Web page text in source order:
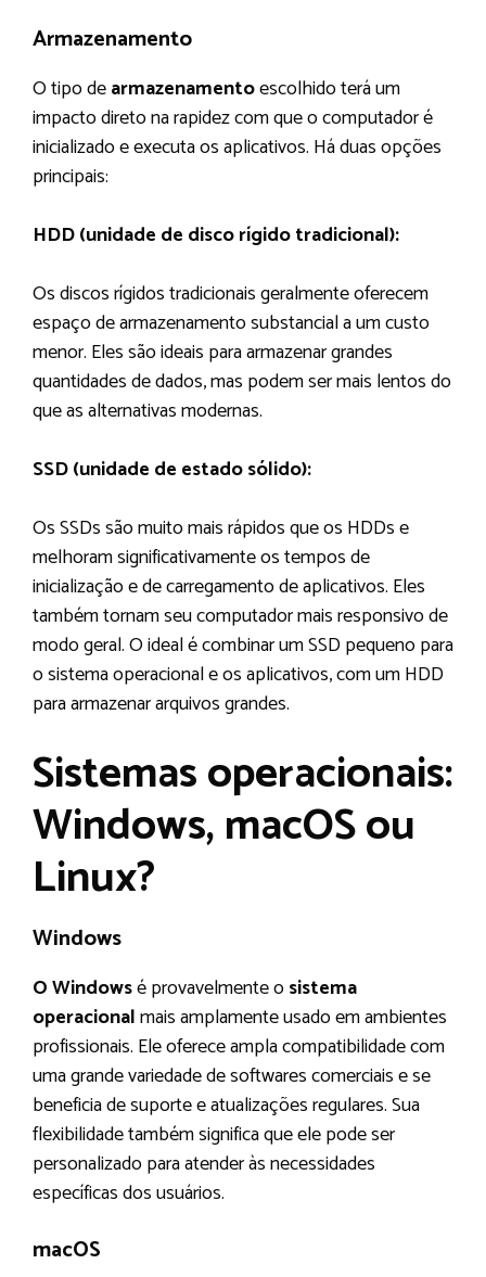
Armazenamento
O tipo dearmazenamentoescolhido terá um
impacto direto na rapidez com que o computador é
inicializado e executa os aplicativos. Há duas opções
principais:
HDD (unidade de disco rígido tradicional):
Os discos rígidos tradicionais geralmente oferecem
espaço de armazenamento substancial a um custo
menor. Eles são ideais para armazenar grandes
quantidades de dados, mas podem ser mais lentos do
que as alternativas modernas.
SSD (unidade de estado sólido):
Os SSDs são muito mais rápidos que os HDDs e
melhoram significativamente os tempos de
inicialização e de carregamento de aplicativos. Eles
também tornam seu computador mais responsivo de
modo geral. O ideal é combinar um SSD pequeno para
o sistema operacional e os aplicativos, com um HDD
para armazenar arquivos grandes.
Sistemas operacionais:
Windows, macOS ou
Linux?
Windows
O Windowsé provavelmente osistema
operacionalmais amplamente usado em ambientes
profissionais. Ele oferece ampla compatibilidade com
uma grande variedade de softwares comerciais e se
beneficia de suporte e atualizações regulares. Sua
flexibilidade também significa que ele pode ser
personalizado para atender às necessidades
específicas dos usuários.
macOS